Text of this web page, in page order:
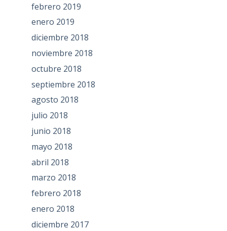
febrero 2019
enero 2019
diciembre 2018
noviembre 2018
octubre 2018
septiembre 2018
agosto 2018
julio 2018
junio 2018
mayo 2018
abril 2018
marzo 2018
febrero 2018
enero 2018
diciembre 2017